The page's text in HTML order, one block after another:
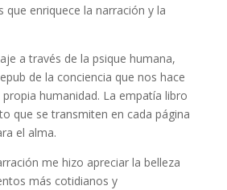
que enriquece la narración y la
a través de la psique humana,
de la conciencia que nos hace
humanidad. La empatía libro
que se transmiten en cada página
el alma.
me hizo apreciar la belleza
más cotidianos y